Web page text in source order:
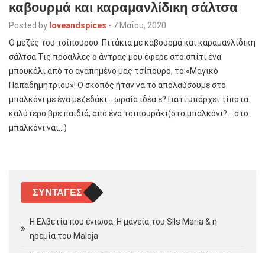
καβουρμά και καραμανλίδικη σάλτσα
Posted by loveandspices - 7 Μαΐου, 2020
Ο μεζές του τσίπουρου: Πιτάκια με καβουρμά και καραμανλίδικη
σάλτσα Τις προάλλες ο άντρας μου έφερε στο σπίτι ένα
μπουκάλι από το αγαπημένο μας τσίπουρο, το «Μαγικό
Παπαδημητρίου»! Ο σκοπός ήταν να το απολαύσουμε στο
μπαλκόνι με ένα μεζεδάκι… ωραία ιδέα ε? Γιατί υπάρχει τίποτα
καλύτερο βρε παιδιά, από ένα τσιπουράκι(στο μπαλκόνι? …στο
μπαλκόνι ναι…)
ΣΥΝΤΑΓΈΣ
Η Ελβετία που ένιωσα: Η μαγεία του Sils Maria & η
ηρεμία του Maloja